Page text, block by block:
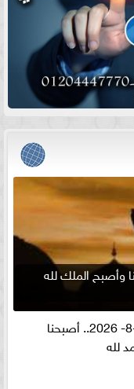
6-8- 2026.. أصبحنا وأصبح الملك لله
أذكار الصباح الأربعاء 5-8- 2026.. أصبحنا
لله